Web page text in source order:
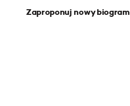
Zaproponuj nowy biogram